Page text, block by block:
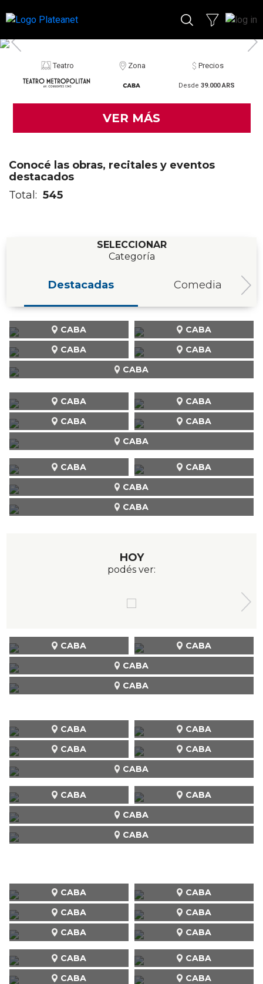
Teatro Zona Precios
Desde 39.000 ARS
VER MÁS
Conocé las obras, recitales y eventos
destacados
Total: 545
SELECCIONAR
Categoría
Destacadas Comedia
CABA
CABA
CABA
CABA
CABA
CABA CABA
CABA
CABA CABA
CABA
CABA CABA
CABA
HOY
podés ver:
CABA
CABA CABA
CABA
CABA CABA
CABA
CABA CABA
CABA
CABA CABA
CABA
CABA
CABA
CABA
CABA
CABA
CABA
CABA CABA
CABA CABA